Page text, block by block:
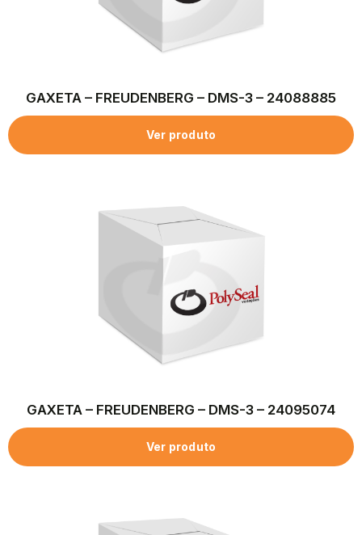
GAXETA – FREUDENBERG – DMS-3 – 24088885
Ver produto
GAXETA – FREUDENBERG – DMS-3 – 24095074
Ver produto